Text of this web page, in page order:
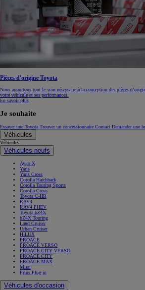
Pièces d'origine Toyota
Nous apportons tout le soin nécessaire à la conception des pièces
votre véhicule et ses performances.
En savoir plus
Je souhaite
Essayer une Toyota Trouver un concessionnaire Contact Demander une
Véhicules
Véhicules
Véhicules neufs
Aygo X
Yaris
Yaris Cross
Corolla Hatchback
Corolla Touring Sports
Corolla Cross
Toyota C-HR
RAV4
RAV4 PHEV
Toyota bZ4X
bZ4X Touring
Land Cruiser
Urban Cruiser
HILUX
PROACE
PROACE VERSO
PROACE CITY VERSO
PROACE CITY
PROACE MAX
Mirai
Prius Plug-in
Véhicules d'occasion